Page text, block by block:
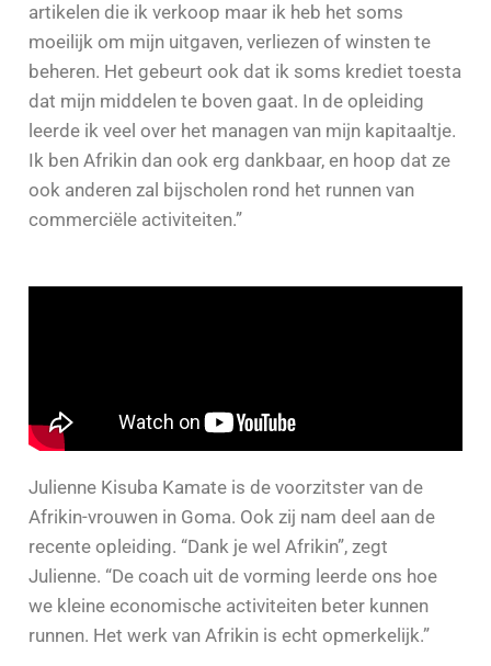
artikelen die ik verkoop maar ik heb het soms
moeilijk om mijn uitgaven, verliezen of winsten te
beheren. Het gebeurt ook dat ik soms krediet toesta
dat mijn middelen te boven gaat. In de opleiding
leerde ik veel over het managen van mijn kapitaaltje.
Ik ben Afrikin dan ook erg dankbaar, en hoop dat ze
ook anderen zal bijscholen rond het runnen van
commerciële activiteiten.”
Julienne Kisuba Kamate is de voorzitster van de
Afrikin-vrouwen in Goma. Ook zij nam deel aan de
recente opleiding. “Dank je wel Afrikin”, zegt
Julienne. “De coach uit de vorming leerde ons hoe
we kleine economische activiteiten beter kunnen
runnen. Het werk van Afrikin is echt opmerkelijk.”